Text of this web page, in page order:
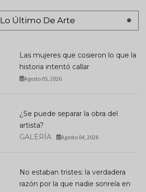
Lo Último De Arte
Las mujeres que cosieron lo que la
historia intentó callar
Agosto 05, 2026
¿Se puede separar la obra del
artista?
GALERÍA
Agosto 04, 2026
No estaban tristes: la verdadera
razón por la que nadie sonreía en